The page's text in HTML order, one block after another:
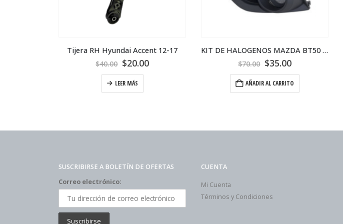
Tijera RH Hyundai Accent 12-17
$40.00 $20.00
LEER MÁS
KIT DE HALOGENOS MAZDA BT50 2012
$70.00 $35.00
AÑADIR AL CARRITO
SUSCRIBIRSE A BOLETÍN DE OFERTAS
Correo electrónico:
CUENTA
Mi Cuenta
Términos y Condiciones